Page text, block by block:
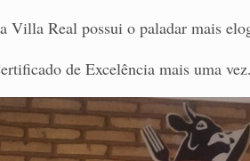
Villa Real possui o paladar mais
de Excelência mais uma